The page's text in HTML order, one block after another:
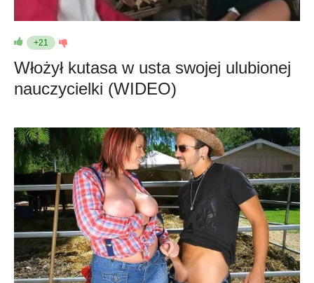
+21
Włożył kutasa w usta swojej ulubionej
nauczycielki (WIDEO)